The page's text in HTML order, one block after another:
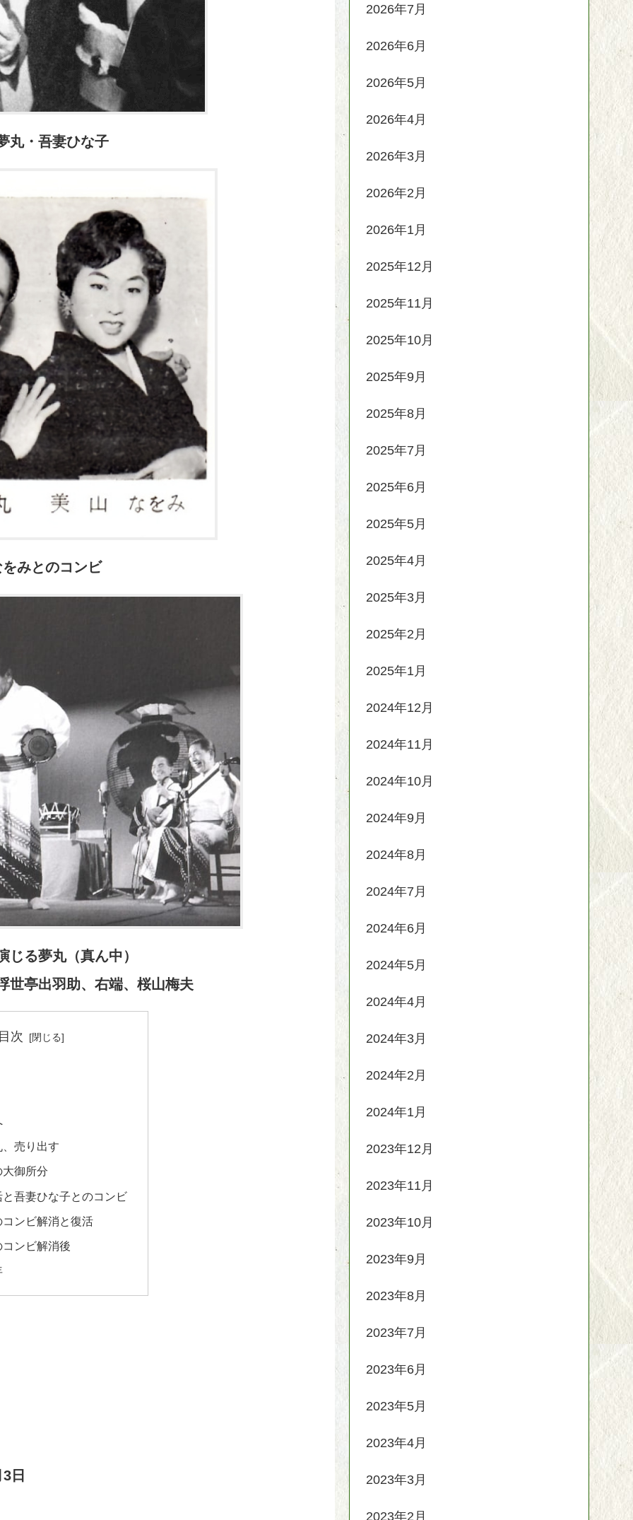
丸・吾妻ひな子
みとのコンビ
じる夢丸（真ん中）
世亭出羽助、右端、桜山梅夫
次
売り出す
御所分
吾妻ひな子とのコンビ
ンビ解消と復活
ンビ解消後
日
2026年7月
2026年6月
2026年5月
2026年4月
2026年3月
2026年2月
2026年1月
2025年12月
2025年11月
2025年10月
2025年9月
2025年8月
2025年7月
2025年6月
2025年5月
2025年4月
2025年3月
2025年2月
2025年1月
2024年12月
2024年11月
2024年10月
2024年9月
2024年8月
2024年7月
2024年6月
2024年5月
2024年4月
2024年3月
2024年2月
2024年1月
2023年12月
2023年11月
2023年10月
2023年9月
2023年8月
2023年7月
2023年6月
2023年5月
2023年4月
2023年3月
2023年2月